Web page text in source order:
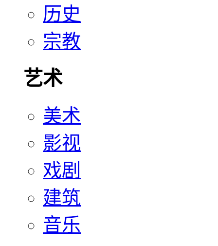
历史
宗教
艺术
美术
影视
戏剧
建筑
音乐